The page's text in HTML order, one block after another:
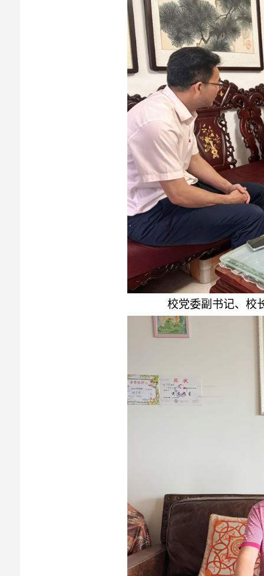
校党委副书记、校